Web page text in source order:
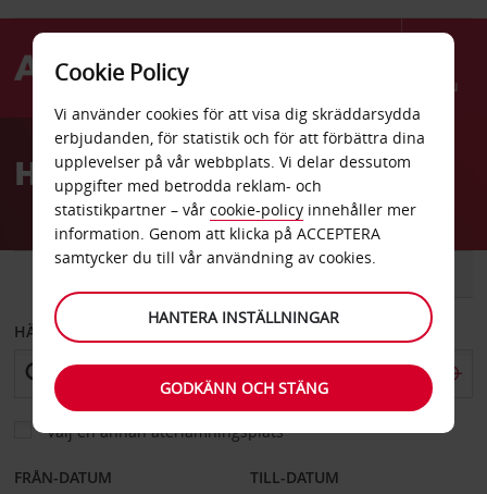
Menu
AvisHyrbil Copiapo
BIL
HÄMTA FRÅN
Välj en annan återlämningsplats
FRÅN-DATUM TILL-DATUM
Cookie Policy
Vi använder cookies för att visa dig skräddarsydda
erbjudanden, för statistik och för att förbättra dina
upplevelser på vår webbplats. Vi delar dessutom
uppgifter med betrodda reklam- och
statistikpartner – vår cookie-policy innehåller mer
information. Genom att klicka på ACCEPTERA
samtycker du till vår användning av cookies.
HANTERA INSTÄLLNINGAR
GODKÄNN OCH STÄNG